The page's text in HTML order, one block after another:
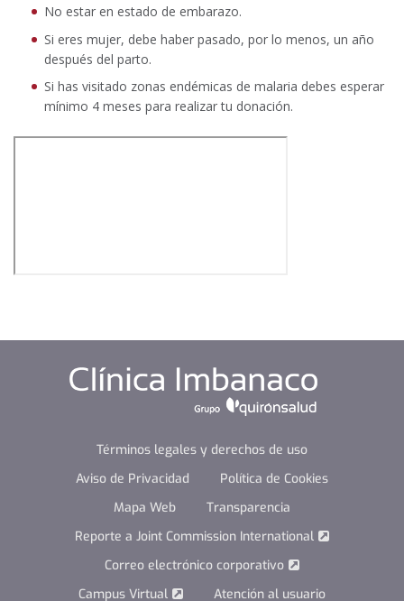
No estar en estado de embarazo.
Si eres mujer, debe haber pasado, por lo menos, un año
después del parto.
Si has visitado zonas endémicas de malaria debes esperar
mínimo 4 meses para realizar tu donación.
Términos legales y derechos de uso
Aviso de Privacidad
Política de Cookies
Mapa Web
Transparencia
Reporte a Joint Commission International
Correo electrónico corporativo
Campus Virtual
Atención al usuario